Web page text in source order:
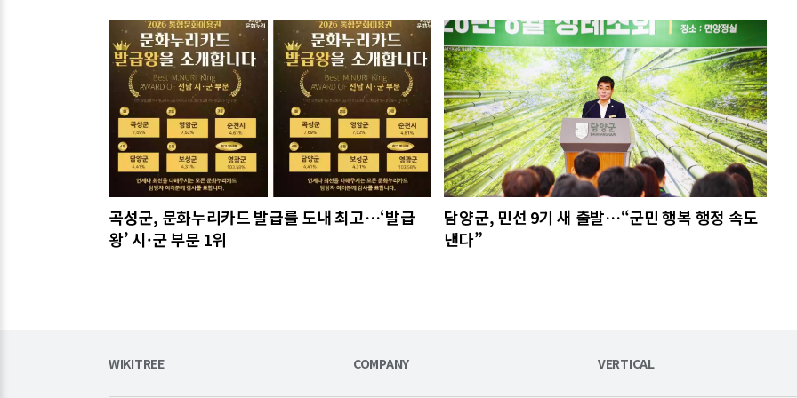
관련기사
곡성군, 문화누리카드 발급률 도내 최고…‘발급
왕’ 시·군 부문 1위
담양군, 민선 9기 새 출발…“군민 행복 행정 속도
낸다”
WIKITREE COMPANY VERTICAL